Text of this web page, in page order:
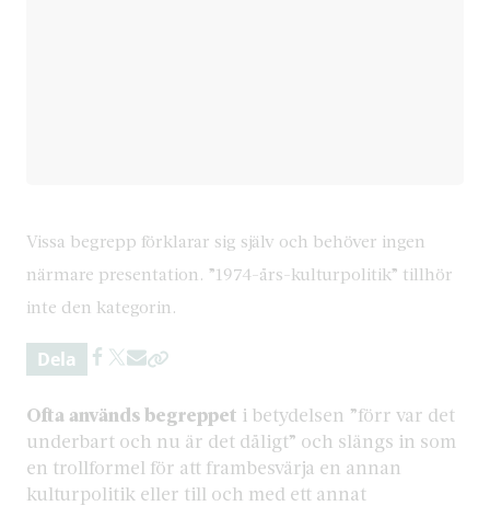
Vissa begrepp förklarar sig själv och behöver ingen
närmare presentation. ”1974-års-kulturpolitik” tillhör
inte den kategorin.
Dela
Ofta används begreppet i betydelsen ”förr var det
underbart och nu är det dåligt” och slängs in som
en trollformel för att frambesvärja en annan
kulturpolitik eller till och med ett annat